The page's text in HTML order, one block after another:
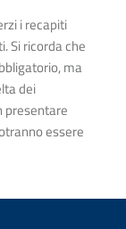
i recapiti
Si ricorda che
ma
dei
presentare
essere